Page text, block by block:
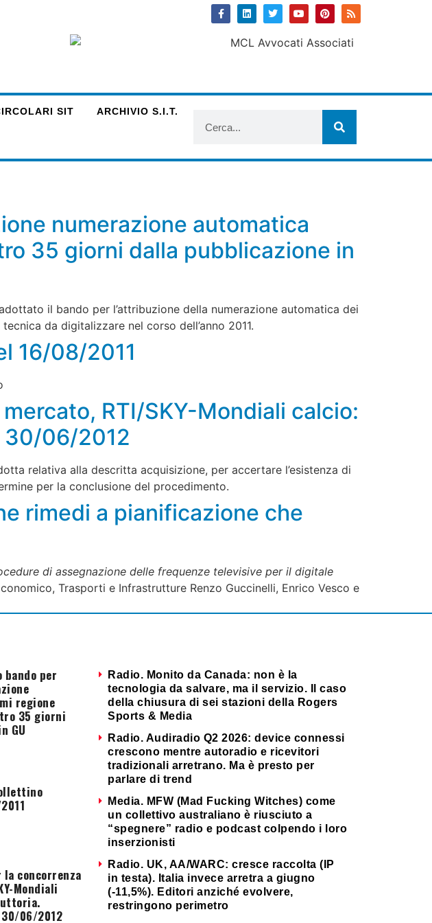
SIT ARCHIVIO S.I.T.
numerazione automatica
35 giorni dalla pubblicazione in
il bando per l’attribuzione della numerazione automatica dei
da digitalizzare nel corso dell’anno 2011.
16/08/2011
RTI/SKY-Mondiali calcio:
30/06/2012
relativa alla descritta acquisizione, per accertare l’esistenza di
per la conclusione del procedimento.
rimedi a pianificazione che
di assegnazione delle frequenze televisive per il digitale
Trasporti e Infrastrutture Renzo Guccinelli, Enrico Vesco e
bando per
regione
35 giorni
GU
concorrenza
Mondiali
06/2012
Radio. Monito da Canada: non è la
tecnologia da salvare, ma il servizio. Il caso
della chiusura di sei stazioni della Rogers
Sports & Media
Radio. Audiradio Q2 2026: device connessi
crescono mentre autoradio e ricevitori
tradizionali arretrano. Ma è presto per
parlare di trend
Media. MFW (Mad Fucking Witches) come
un collettivo australiano è riusciuto a
“spegnere” radio e podcast colpendo i loro
inserzionisti
Radio. UK, AA/WARC: cresce raccolta (IP
in testa). Italia invece arretra a giugno
(-11,5%). Editori anziché evolvere,
restringono perimetro